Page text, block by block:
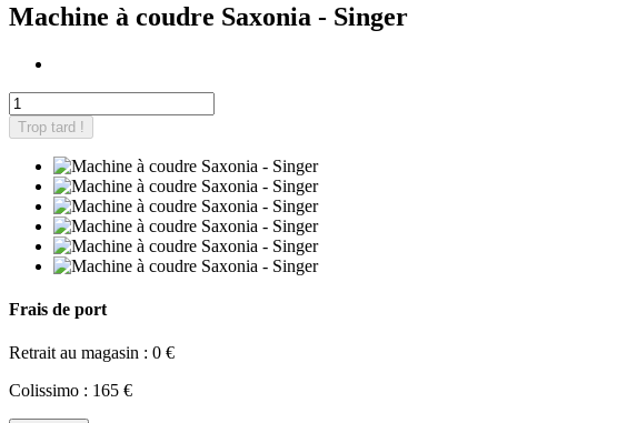
Machine à coudre Saxonia - Singer
Trop tard !
Frais de port
Retrait au magasin : 0 €
Colissimo : 165 €